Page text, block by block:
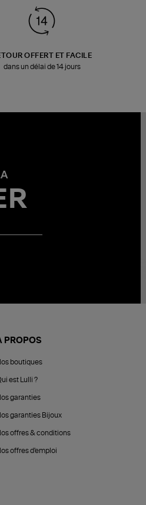
OFFERT ET FACILE
dans un délai de 14 jours
PROPOS
boutiques
est Lulli ?
garanties
garanties Bijoux
offres & conditions
offres d'emploi